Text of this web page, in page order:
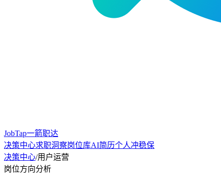
JobTap一箭职达
决策中心求职洞察岗位库AI简历个人冲稳保
决策中心/用户运营
岗位方向分析